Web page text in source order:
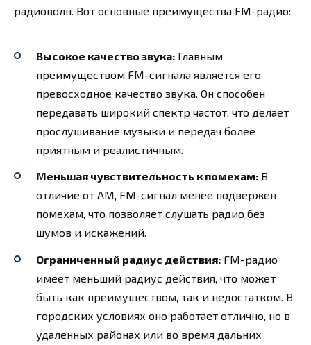
радиоволн. Вот основные преимущества FM-радио:
Высокое качество звука: Главным
преимуществом FM-сигнала является его
превосходное качество звука. Он способен
передавать широкий спектр частот, что делает
прослушивание музыки и передач более
приятным и реалистичным.
Меньшая чувствительность к помехам: В
отличие от AM, FM-сигнал менее подвержен
помехам, что позволяет слушать радио без
шумов и искажений.
Ограниченный радиус действия: FM-радио
имеет меньший радиус действия, что может
быть как преимуществом, так и недостатком. В
городских условиях оно работает отлично, но в
удаленных районах или во время дальних